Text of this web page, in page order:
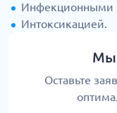
Инфекционными
Интоксикацией.
Мы
Оставьте